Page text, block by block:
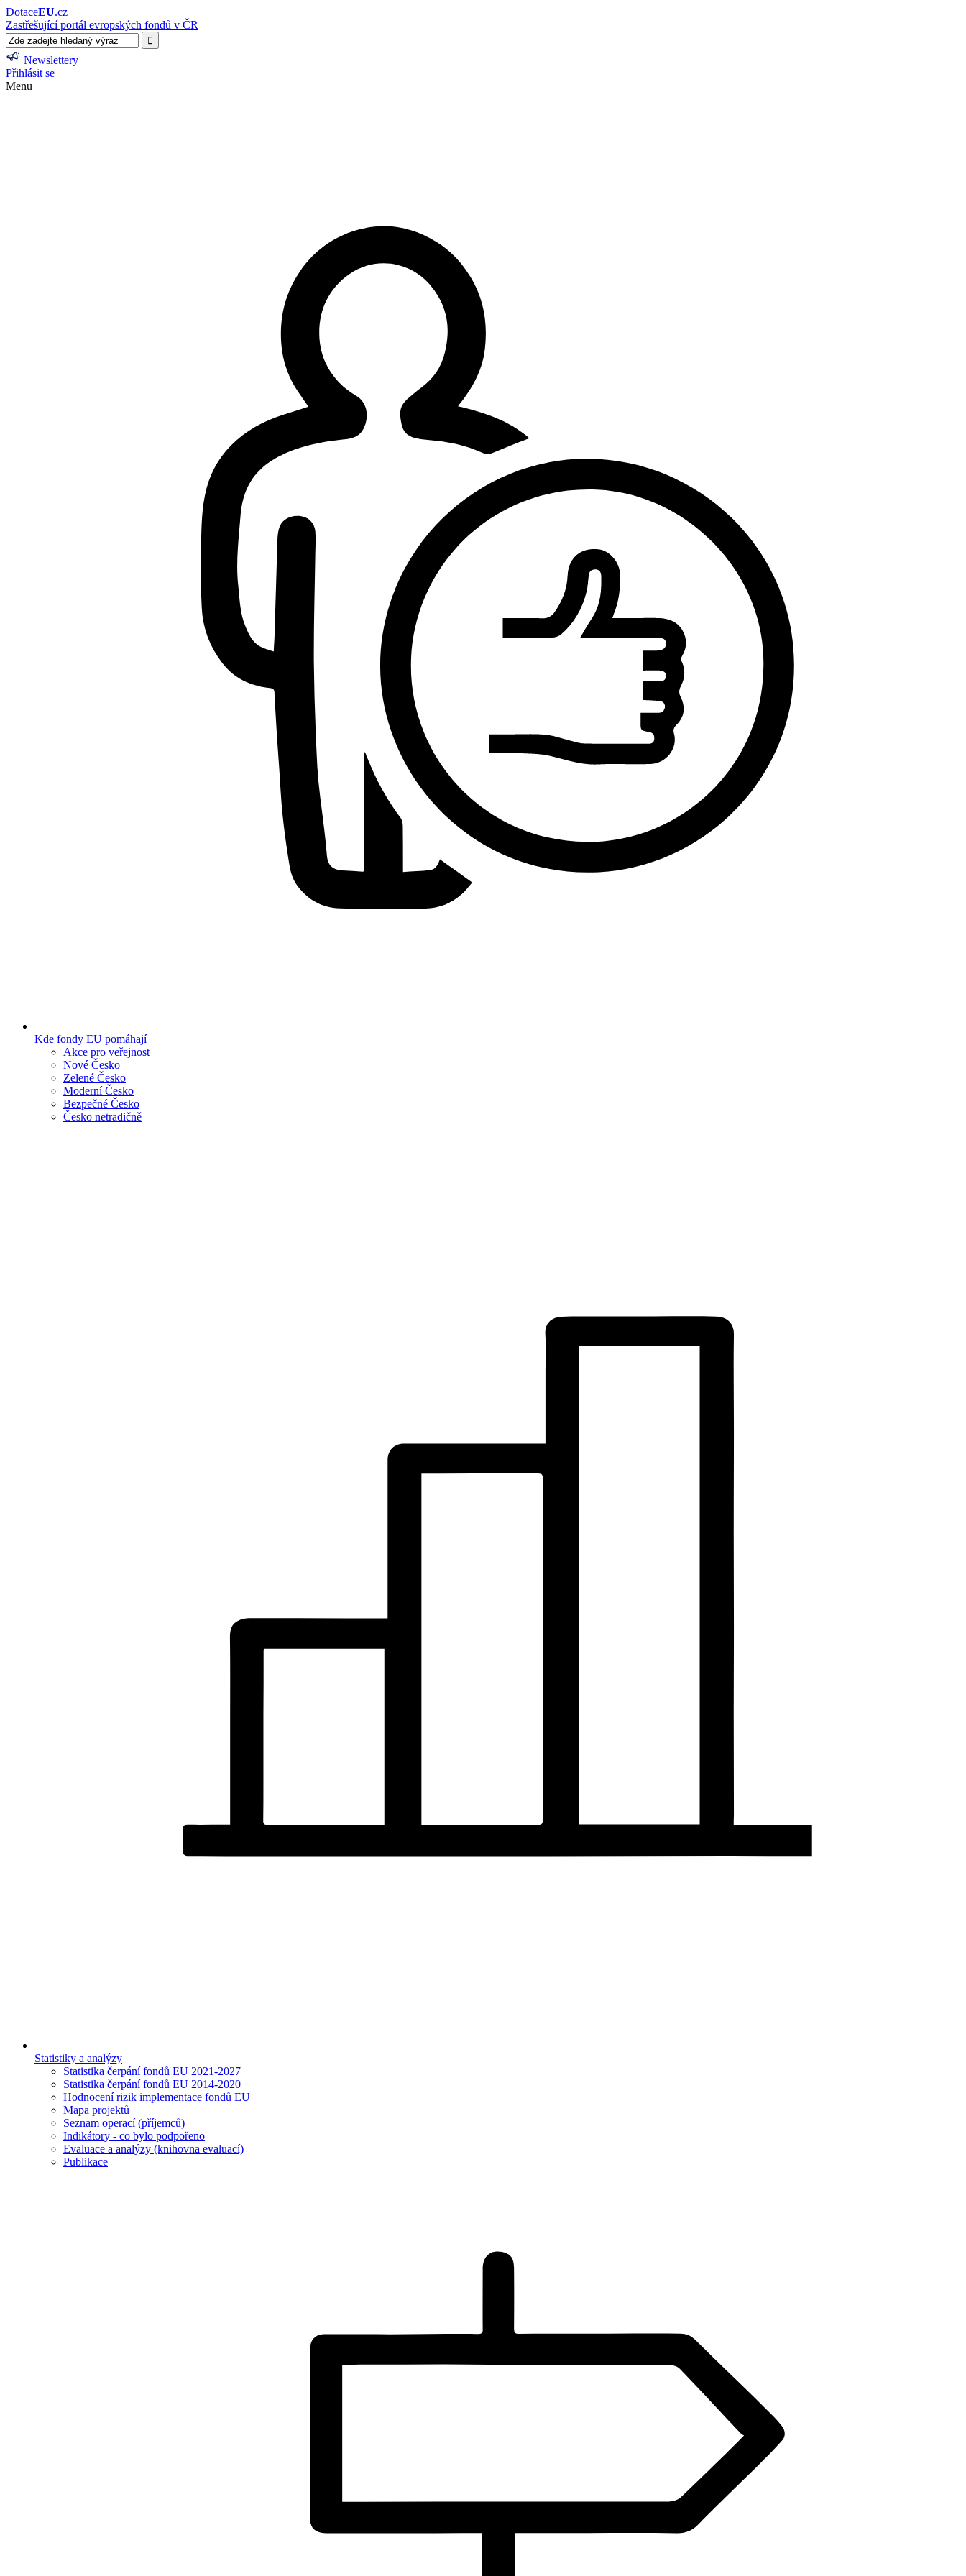
DotaceEU.cz
Zastřešující portál evropských fondů v ČR
Newslettery
Přihlásit se
Menu
Kde fondy EU pomáhají
Akce pro veřejnost
Nové Česko
Zelené Česko
Moderní Česko
Bezpečné Česko
Česko netradičně
Statistiky a analýzy
Statistika čerpání fondů EU 2021-2027
Statistika čerpání fondů EU 2014-2020
Hodnocení rizik implementace fondů EU
Mapa projektů
Seznam operací (příjemců)
Indikátory - co bylo podpořeno
Evaluace a analýzy (knihovna evaluací)
Publikace